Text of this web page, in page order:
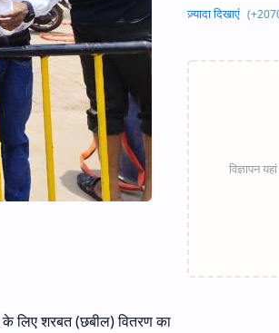
लिए शरबत (छबील) वितरण का